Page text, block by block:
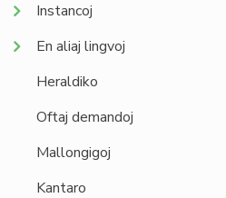
Instancoj
En aliaj lingvoj
Heraldiko
Oftaj demandoj
Mallongigoj
Kantaro